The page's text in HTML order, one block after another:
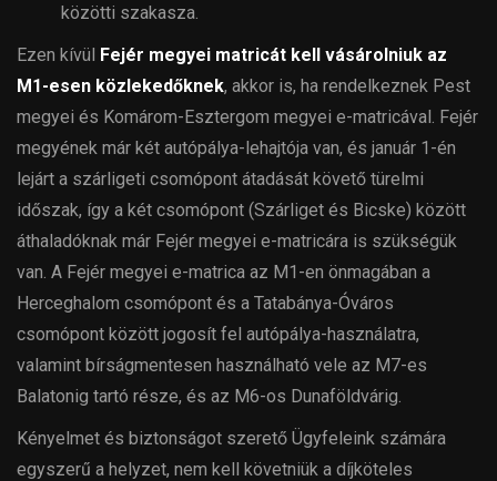
közötti szakasza.
Ezen kívül Fejér megyei matricát kell vásárolniuk az
M1-esen közlekedőknek, akkor is, ha rendelkeznek Pest
megyei és Komárom-Esztergom megyei e-matricával. Fejér
megyének már két autópálya-lehajtója van, és január 1-én
lejárt a szárligeti csomópont átadását követő türelmi
időszak, így a két csomópont (Szárliget és Bicske) között
áthaladóknak már Fejér megyei e-matricára is szükségük
van. A Fejér megyei e-matrica az M1-en önmagában a
Herceghalom csomópont és a Tatabánya-Óváros
csomópont között jogosít fel autópálya-használatra,
valamint bírságmentesen használható vele az M7-es
Balatonig tartó része, és az M6-os Dunaföldvárig.
Kényelmet és biztonságot szerető Ügyfeleink számára
egyszerű a helyzet, nem kell követniük a díjköteles